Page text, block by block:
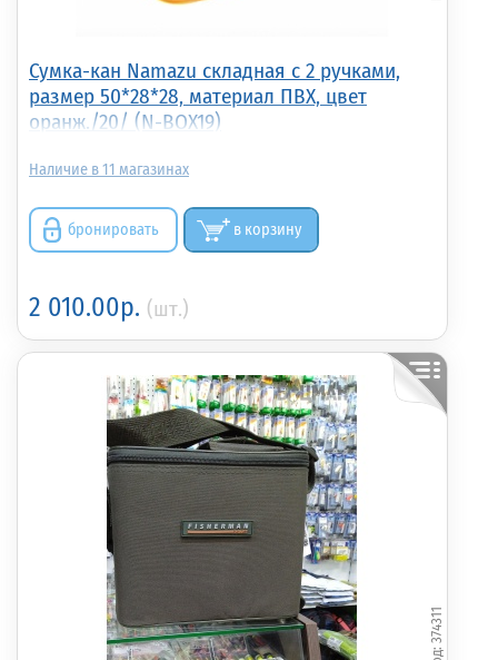
Сумка-кан Namazu складная с 2 ручками,
размер 50*28*28, материал ПВХ, цвет
оранж./20/ (N-BOX19)
11
бронировать в корзину
2 010.00р. (шт.)
374311